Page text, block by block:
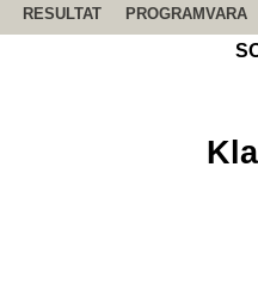
RESULTAT PROGRAMVARA